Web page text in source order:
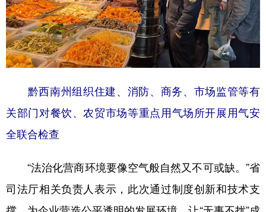
黔西南州组织住建、消防、商务、市场监管等有
关部门对餐饮、农贸市场等重点用气场所开展用气安
全联合检查
“法治化营商环境要像空气般自然又不可或缺。”省
司法厅相关负责人表示，此次通过制度创新和技术支